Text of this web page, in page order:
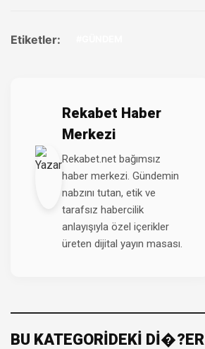
Etiketler:
Rekabet Haber
Merkezi
Rekabet.net bağımsız
haber merkezi. Gündemin
nabzını tutan, etik ve
tarafsız habercilik
anlayışıyla özel içerikler
üreten dijital yayın masası.
BU KATEGORİDEKİ Dİ�?ER